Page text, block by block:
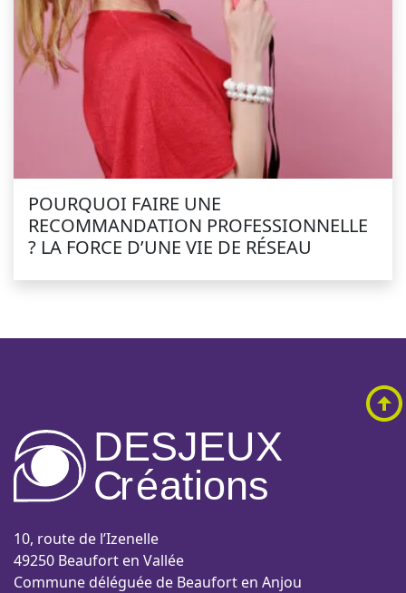
POURQUOI FAIRE UNE
RECOMMANDATION PROFESSIONNELLE
? LA FORCE D’UNE VIE DE RÉSEAU
DESJEUX
Créations
10, route de l’Izenelle
49250 Beaufort en Vallée
Commune déléguée de Beaufort en Anjou